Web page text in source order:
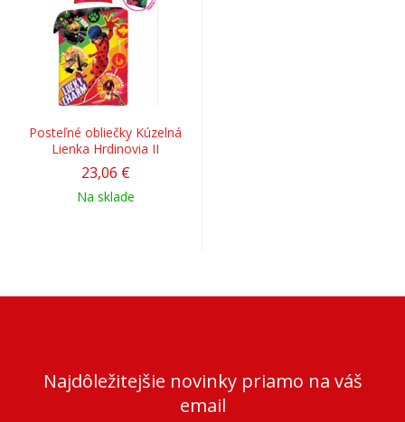
Posteľné obliečky Kúzelná
Lienka Hrdinovia II
23,06 €
Na sklade
Najdôležitejšie novinky priamo na váš
email